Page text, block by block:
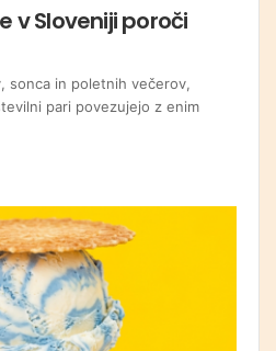
v Sloveniji poroči
sonca in poletnih večerov,
pari povezujejo z enim